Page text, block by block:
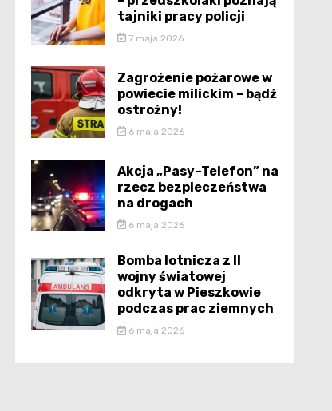
tajniki pracy policji
7 maja 2026
Zagrożenie pożarowe w
powiecie milickim – bądź
ostrożny!
6 maja 2026
Akcja „Pasy–Telefon” na
rzecz bezpieczeństwa
na drogach
6 maja 2026
Bomba lotnicza z II
wojny światowej
odkryta w Pieszkowie
podczas prac ziemnych
6 maja 2026